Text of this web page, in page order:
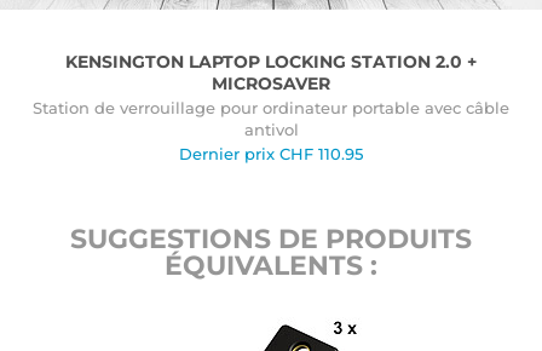
KENSINGTON LAPTOP LOCKING STATION 2.0 +
MICROSAVER
Station de verrouillage pour ordinateur portable avec câble
antivol
Dernier prix CHF 110.95
SUGGESTIONS DE PRODUITS
ÉQUIVALENTS :